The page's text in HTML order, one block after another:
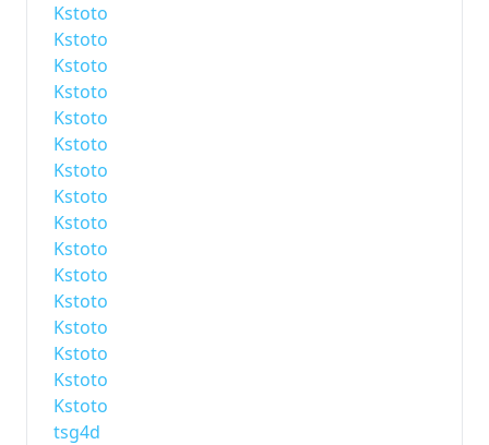
Kstoto
Kstoto
Kstoto
Kstoto
Kstoto
Kstoto
Kstoto
Kstoto
Kstoto
Kstoto
Kstoto
Kstoto
Kstoto
Kstoto
Kstoto
Kstoto
tsg4d